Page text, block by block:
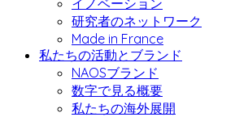
イノベーション
研究者のネットワーク
Made in France
私たちの活動とブランド
NAOSブランド
数字で見る概要
私たちの海外展開